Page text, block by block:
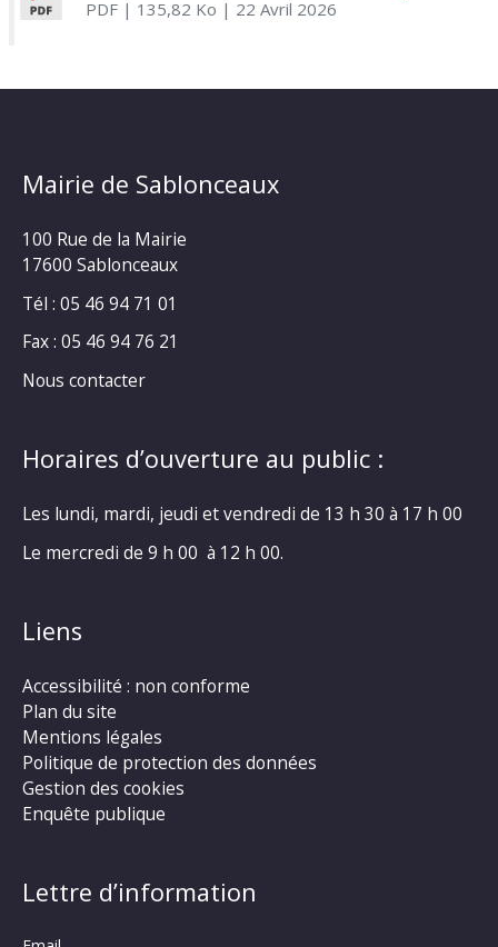
PDF| 135,82 Ko | 22 Avril 2026
Mairie de Sablonceaux
100 Rue de la Mairie
17600 Sablonceaux
Tél : 05 46 94 71 01
Fax : 05 46 94 76 21
Nous contacter
Horaires d’ouverture au public :
Les lundi, mardi, jeudi et vendredi de 13 h 30 à 17 h 00
Le mercredi de 9 h 00 à 12 h 00.
Liens
Accessibilité : non conforme
Plan du site
Mentions légales
Politique de protection des données
Gestion des cookies
Enquête publique
Lettre d’information